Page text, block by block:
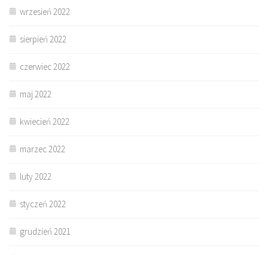
wrzesień 2022
sierpień 2022
czerwiec 2022
maj 2022
kwiecień 2022
marzec 2022
luty 2022
styczeń 2022
grudzień 2021